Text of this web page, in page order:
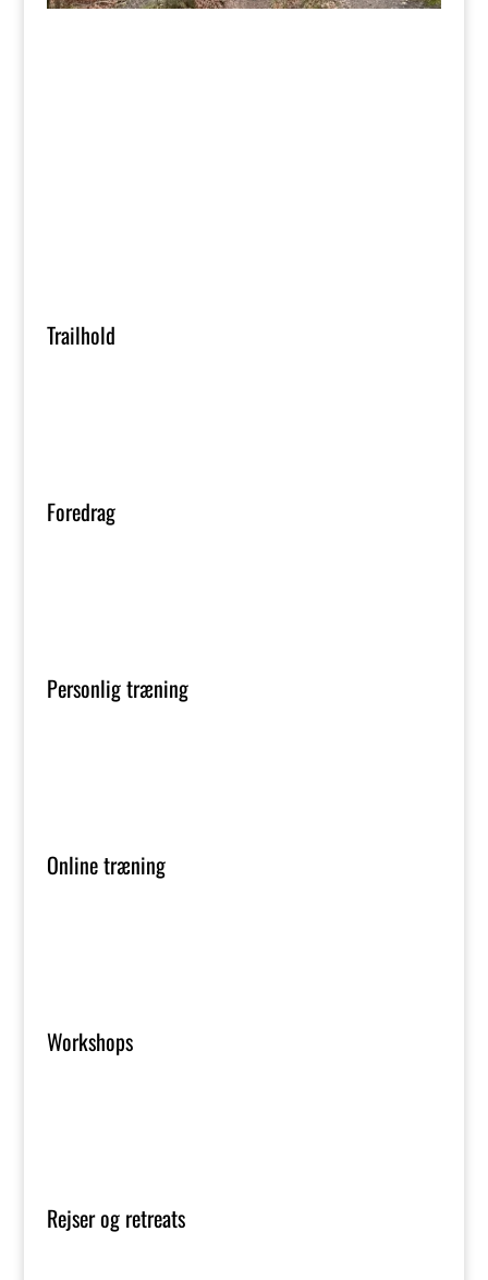
Trailhold
Foredrag
Personlig træning
Online træning
Workshops
Rejser og retreats